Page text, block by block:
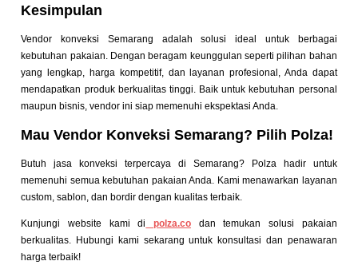
Kesimpulan
Vendor konveksi Semarang adalah solusi ideal untuk berbagai
kebutuhan pakaian. Dengan beragam keunggulan seperti pilihan bahan
yang lengkap, harga kompetitif, dan layanan profesional, Anda dapat
mendapatkan produk berkualitas tinggi. Baik untuk kebutuhan personal
maupun bisnis, vendor ini siap memenuhi ekspektasi Anda.
Mau Vendor Konveksi Semarang? Pilih Polza!
Butuh jasa konveksi terpercaya di Semarang? Polza hadir untuk
memenuhi semua kebutuhan pakaian Anda. Kami menawarkan layanan
custom, sablon, dan bordir dengan kualitas terbaik.
Kunjungi website kami di polza.co dan temukan solusi pakaian
berkualitas. Hubungi kami sekarang untuk konsultasi dan penawaran
harga terbaik!